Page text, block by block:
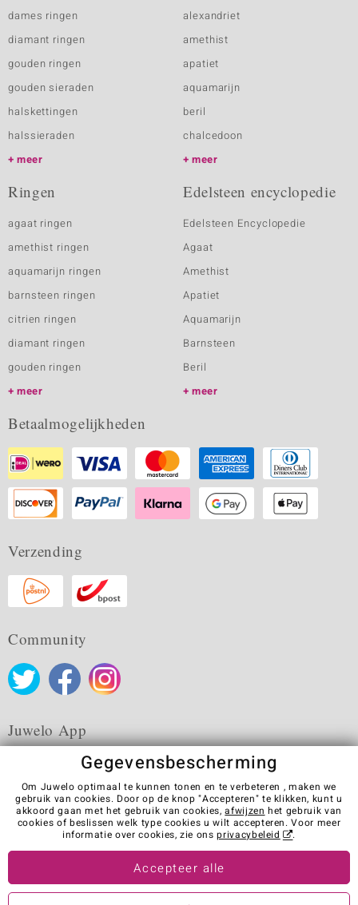
dames ringen
diamant ringen
gouden ringen
gouden sieraden
halskettingen
halssieraden
meer
alexandriet
amethist
apatiet
aquamarijn
beril
chalcedoon
meer
Ringen
agaat ringen
amethist ringen
aquamarijn ringen
barnsteen ringen
citrien ringen
diamant ringen
gouden ringen
meer
Edelsteen encyclopedie
Edelsteen Encyclopedie
Agaat
Amethist
Apatiet
Aquamarijn
Barnsteen
Beril
meer
Betaalmogelijkheden
Verzending
Community
Juwelo App
Algemene verkoopvoorwaarden Privacybeleid
Cookies
Colofon
Contact
Contract herroepen
Visit our stores in other countries:
Gegevensbescherming
Om Juwelo optimaal te kunnen tonen en te verbeteren , maken we
gebruik van cookies. Door op de knop "Accepteren" te klikken, kunt u
akkoord gaan met het gebruik van cookies,afwijzen het gebruik van
cookies of beslissen welk type cookies u wilt accepteren. Voor meer
informatie over cookies, zie onsprivacybeleid .
Accepteer alle